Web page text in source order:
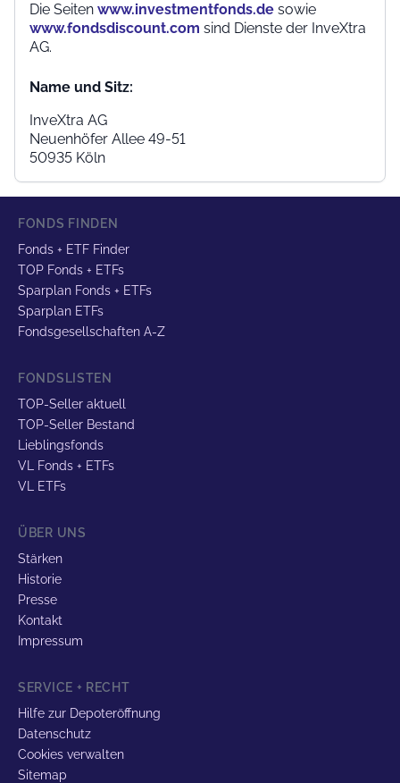
Die Seiten www.investmentfonds.de sowie
www.fondsdiscount.com sind Dienste der InveXtra
AG.
Name und Sitz:
InveXtra AG
Neuenhöfer Allee 49-51
50935 Köln
FONDS FINDEN
Fonds + ETF Finder
TOP Fonds + ETFs
Sparplan Fonds + ETFs
Sparplan ETFs
Fondsgesellschaften A-Z
FONDSLISTEN
TOP-Seller aktuell
TOP-Seller Bestand
Lieblingsfonds
VL Fonds + ETFs
VL ETFs
ÜBER UNS
Stärken
Historie
Presse
Kontakt
Impressum
SERVICE + RECHT
Hilfe zur Depoteröffnung
Datenschutz
Cookies verwalten
Sitemap